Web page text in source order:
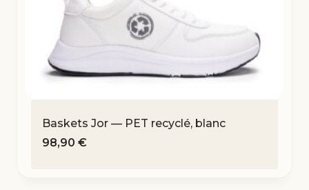
Baskets Jor — PET recyclé, blanc
98,90 €